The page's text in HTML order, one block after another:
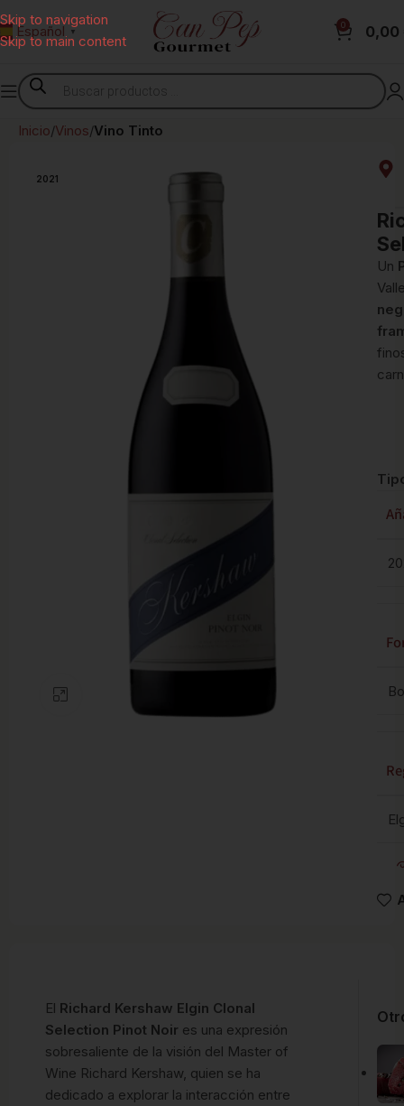
Skip to navigation
Skip to main content
Español ▼
0 0,00
Inicio Vinos Vino Tinto
2021
Un
El Richard Kershaw Elgin Clonal
Selection Pinot Noir es una expresión
sobresaliente de la visión del Master of
Wine Richard Kershaw, quien se ha
dedicado a explorar la interacción entre